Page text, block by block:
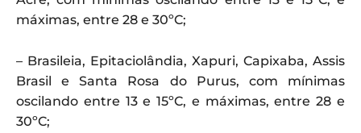
máximas, entre 28 e 30ºC;
– Brasileia, Epitaciolândia, Xapuri, Capixaba, Assis
Brasil e Santa Rosa do Purus, com mínimas
oscilando entre 13 e 15ºC, e máximas, entre 28 e
30ºC;